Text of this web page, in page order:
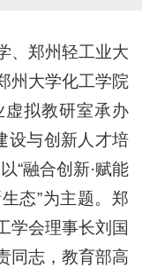
、郑州轻工业大
州大学化工学院
拟教研室承办
设与创新人才培
“融合创新·赋能
态”为主题。郑
学会理事长刘国
同志，教育部高